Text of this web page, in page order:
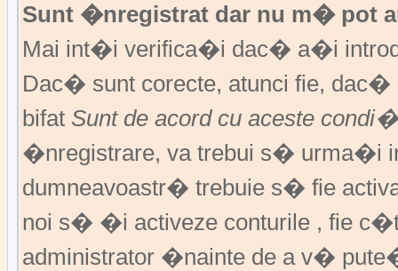
Sunt �nregistrat dar nu m� pot
Mai int�i verifica�i dac� a�i
Dac� sunt corecte, atunci fie,
bifat Sunt de acord cu aceste
�nregistrare, va trebui s� urma�i
dumneavoastr� trebuie s� fie
noi s� �i activeze conturile , fie
administrator �nainte de a v�